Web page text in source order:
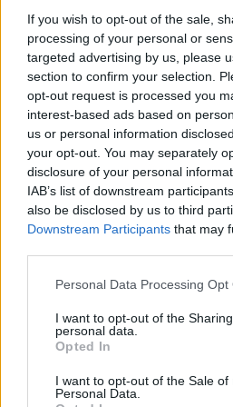
If you wish to opt-out of the sale,
processing of your personal or
targeted advertising by us, please
section to confirm your selection.
opt-out request is processed you
interest-based ads based on
us or personal information
your opt-out. You may separately
disclosure of your personal
IAB’s list of downstream
also be disclosed by us to third
Downstream Participants that may
Personal Data Processing Opt
I want to opt-out of the
personal data.
Opted In
I want to opt-out of the Sale of
Personal Data.
AUDIENCIAS ESTRENOS
GENTE TV CONCURSOS
🏆🎬🎾MEJORES Series
en Streaming ⚽🍿🏀